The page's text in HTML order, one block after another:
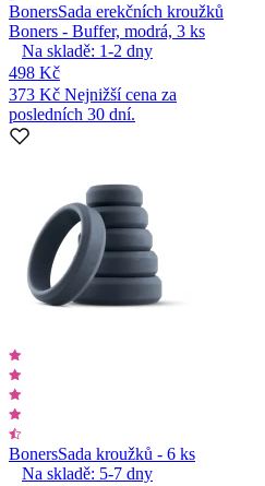
BonersSada erekčních kroužků
Boners - Buffer, modrá, 3 ks
Na skladě: 1-2 dny
498 Kč
373 Kč Nejnižší cena za
posledních 30 dní.
BonersSada kroužků - 6 ks
Na skladě: 5-7 dny